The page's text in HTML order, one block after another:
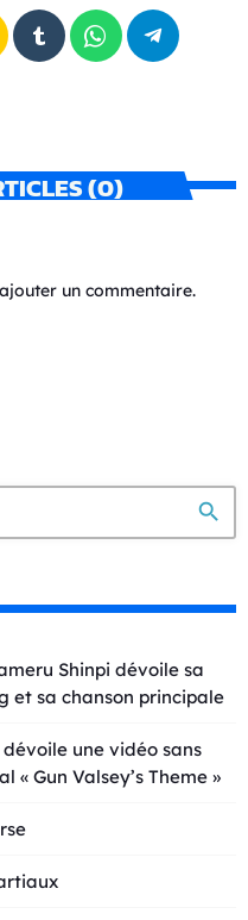
(0)
un commentaire.
search
Shinpi dévoile sa
et sa chanson principale
une vidéo sans
« Gun Valsey’s Theme »